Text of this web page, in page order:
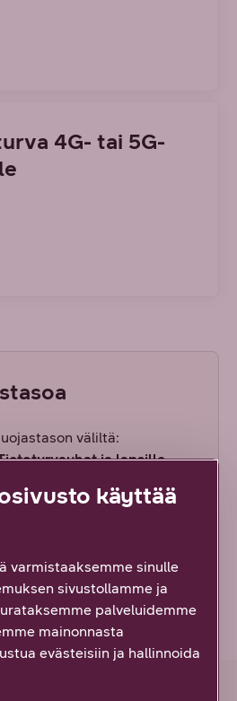
4G- tai 5G-
väliltä:
ja lapsille
välillä pois päältä.
suodattaa myös väkivaltaa,
käyttää
varmistaaksemme sinulle
sivustollamme ja
palveluidemme
mainonnasta
evästeisiin ja hallinnoida